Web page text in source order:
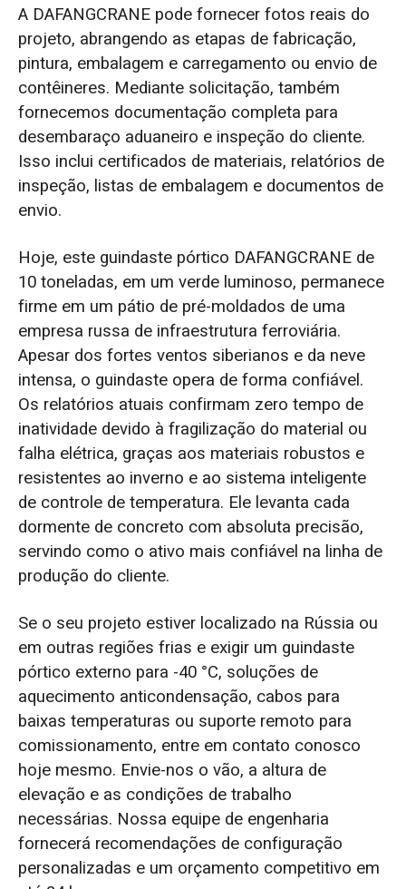
A DAFANGCRANE pode fornecer fotos reais do
projeto, abrangendo as etapas de fabricação,
pintura, embalagem e carregamento ou envio de
contêineres. Mediante solicitação, também
fornecemos documentação completa para
desembaraço aduaneiro e inspeção do cliente.
Isso inclui certificados de materiais, relatórios de
inspeção, listas de embalagem e documentos de
envio.
Hoje, este guindaste pórtico DAFANGCRANE de
10 toneladas, em um verde luminoso, permanece
firme em um pátio de pré-moldados de uma
empresa russa de infraestrutura ferroviária.
Apesar dos fortes ventos siberianos e da neve
intensa, o guindaste opera de forma confiável.
Os relatórios atuais confirmam zero tempo de
inatividade devido à fragilização do material ou
falha elétrica, graças aos materiais robustos e
resistentes ao inverno e ao sistema inteligente
de controle de temperatura. Ele levanta cada
dormente de concreto com absoluta precisão,
servindo como o ativo mais confiável na linha de
produção do cliente.
Se o seu projeto estiver localizado na Rússia ou
em outras regiões frias e exigir um guindaste
pórtico externo para -40 °C, soluções de
aquecimento anticondensação, cabos para
baixas temperaturas ou suporte remoto para
comissionamento, entre em contato conosco
hoje mesmo. Envie-nos o vão, a altura de
elevação e as condições de trabalho
necessárias. Nossa equipe de engenharia
fornecerá recomendações de configuração
personalizadas e um orçamento competitivo em